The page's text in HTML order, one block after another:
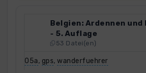
Belgien: Ardennen und
- 5. Auflage
53 Datei(en)
05a, gps, wanderfuehrer